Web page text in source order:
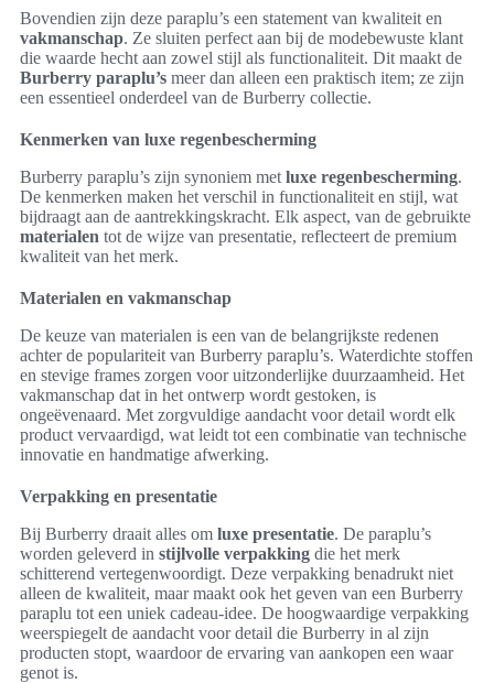
Bovendien zijn deze paraplu’s een statement van kwaliteit en
vakmanschap. Ze sluiten perfect aan bij de modebewuste klant
die waarde hecht aan zowel stijl als functionaliteit. Dit maakt de
Burberry paraplu’s meer dan alleen een praktisch item; ze zijn
een essentieel onderdeel van de Burberry collectie.
Kenmerken van luxe regenbescherming
Burberry paraplu’s zijn synoniem met luxe regenbescherming.
De kenmerken maken het verschil in functionaliteit en stijl, wat
bijdraagt aan de aantrekkingskracht. Elk aspect, van de gebruikte
materialen tot de wijze van presentatie, reflecteert de premium
kwaliteit van het merk.
Materialen en vakmanschap
De keuze van materialen is een van de belangrijkste redenen
achter de populariteit van Burberry paraplu’s. Waterdichte stoffen
en stevige frames zorgen voor uitzonderlijke duurzaamheid. Het
vakmanschap dat in het ontwerp wordt gestoken, is
ongeëvenaard. Met zorgvuldige aandacht voor detail wordt elk
product vervaardigd, wat leidt tot een combinatie van technische
innovatie en handmatige afwerking.
Verpakking en presentatie
Bij Burberry draait alles om luxe presentatie. De paraplu’s
worden geleverd in stijlvolle verpakking die het merk
schitterend vertegenwoordigt. Deze verpakking benadrukt niet
alleen de kwaliteit, maar maakt ook het geven van een Burberry
paraplu tot een uniek cadeau-idee. De hoogwaardige verpakking
weerspiegelt de aandacht voor detail die Burberry in al zijn
producten stopt, waardoor de ervaring van aankopen een waar
genot is.